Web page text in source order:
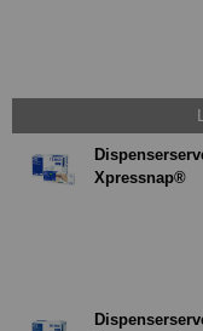
Xpressnap®